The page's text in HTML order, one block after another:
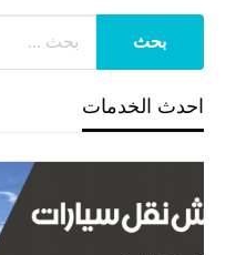
احدث الخدمات